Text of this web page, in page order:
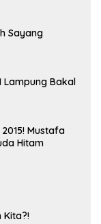
Sayang
Lampung Bakal
Mustafa
Hitam
Kita?!